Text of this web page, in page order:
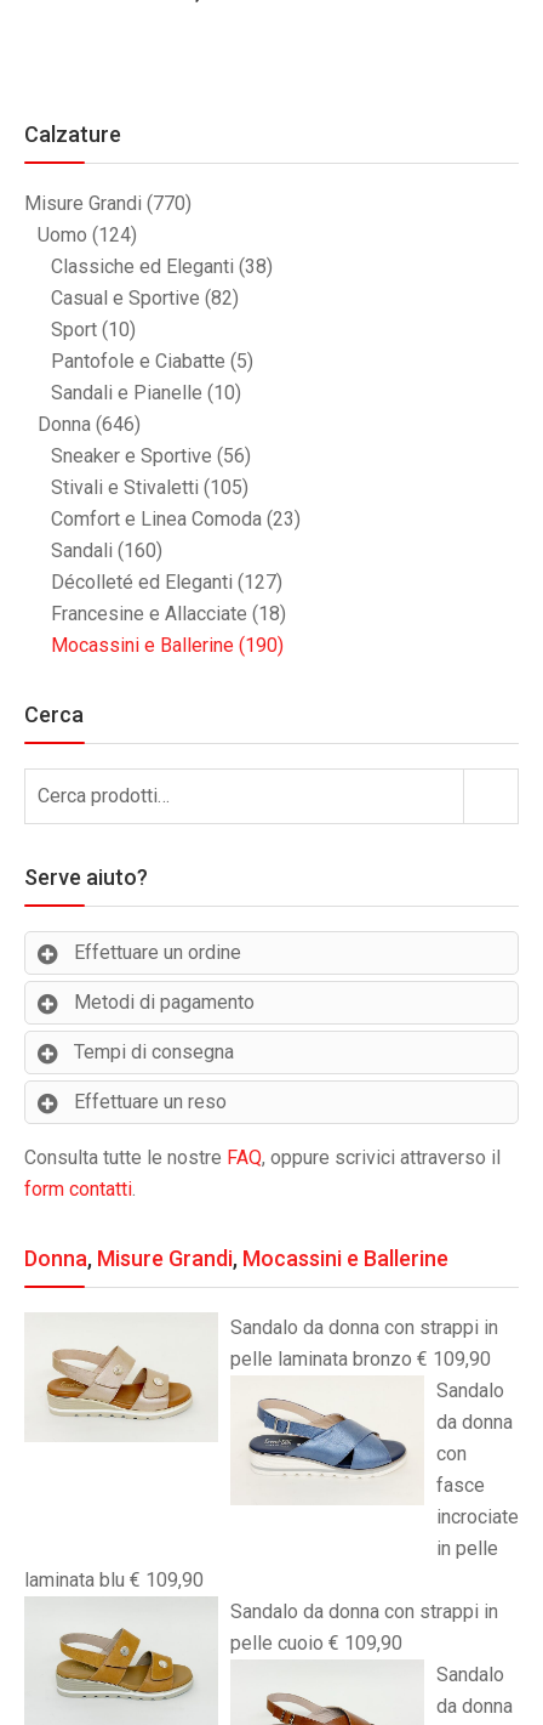
Calzature
Misure Grandi (770)
Uomo (124)
Classiche ed Eleganti (38)
Casual e Sportive (82)
Sport (10)
Pantofole e Ciabatte (5)
Sandali e Pianelle (10)
Donna (646)
Sneaker e Sportive (56)
Stivali e Stivaletti (105)
Comfort e Linea Comoda (23)
Sandali (160)
Décolleté ed Eleganti (127)
Francesine e Allacciate (18)
Mocassini e Ballerine (190)
Cerca
Serve aiuto?
Effettuare un ordine
Metodi di pagamento
Tempi di consegna
Effettuare un reso
Consulta tutte le nostre FAQ, oppure scrivici attraverso il
form contatti.
Donna, Misure Grandi, Mocassini e Ballerine
Sandalo da donna con strappi in
pelle laminata bronzo € 109,90
Sandalo
da donna
con
fasce
incrociate
in pelle
laminata blu € 109,90
Sandalo da donna con strappi in
pelle cuoio € 109,90
Sandalo
da donna